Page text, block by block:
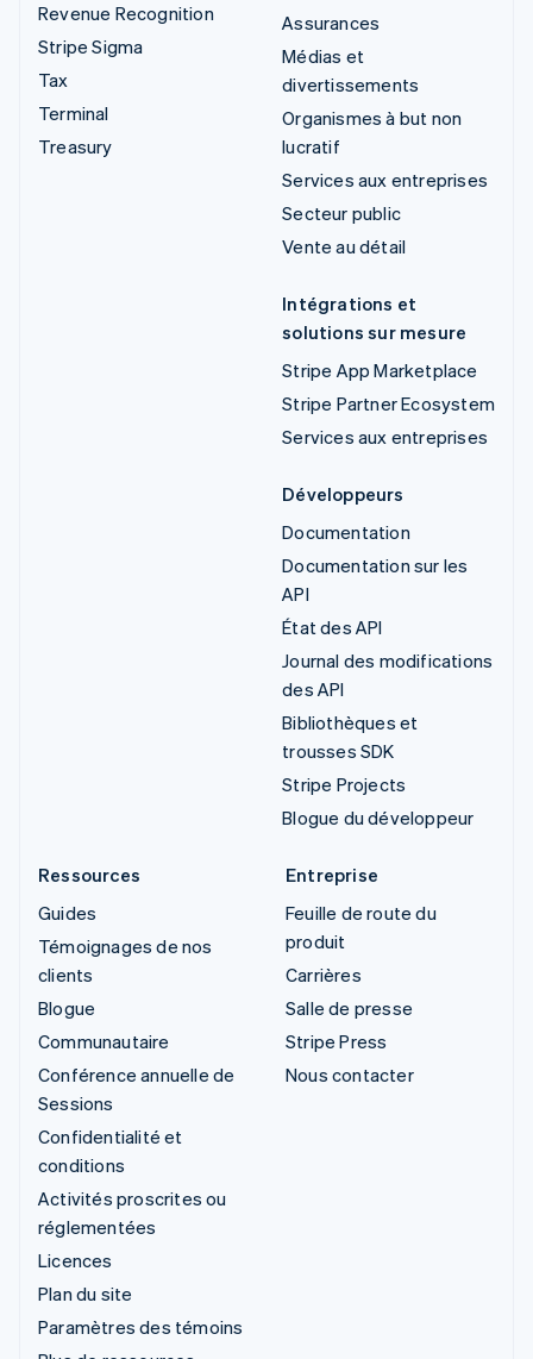
Revenue Recognition
Stripe Sigma
Tax
Terminal
Treasury
Assurances
Médias et
divertissements
Organismes à but non
lucratif
Services aux entreprises
Secteur public
Vente au détail
Intégrations et
solutions sur mesure
Stripe App Marketplace
Stripe Partner Ecosystem
Services aux entreprises
Développeurs
Documentation
Documentation sur les
API
État des API
Journal des modifications
des API
Bibliothèques et
trousses SDK
Stripe Projects
Blogue du développeur
Ressources
Guides
Témoignages de nos
clients
Blogue
Communautaire
Conférence annuelle de
Sessions
Confidentialité et
conditions
Activités proscrites ou
réglementées
Licences
Plan du site
Paramètres des témoins
Entreprise
Feuille de route du
produit
Carrières
Salle de presse
Stripe Press
Nous contacter